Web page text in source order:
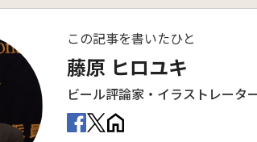
この記事を書いたひと
藤原 ヒロユキ
ビール評論家・イラストレータ